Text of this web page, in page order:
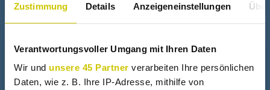
Zustimmung Details Anzeigeneinstellungen
Verantwortungsvoller Umgang mit Ihren Daten
Wir und unsere 45 Partner verarbeiten Ihre persönlichen
Daten, wie z. B. Ihre IP-Adresse, mithilfe von
+
Solarkocher